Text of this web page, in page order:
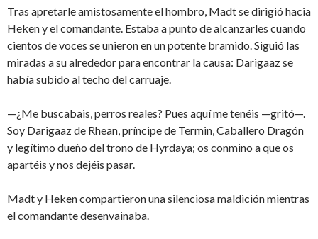
Tras apretarle amistosamente el hombro, Madt se dirigió hacia
Heken y el comandante. Estaba a punto de alcanzarles cuando
cientos de voces se unieron en un potente bramido. Siguió las
miradas a su alrededor para encontrar la causa: Darigaaz se
había subido al techo del carruaje.
—¿Me buscabais, perros reales? Pues aquí me tenéis —gritó—.
Soy Darigaaz de Rhean, príncipe de Termin, Caballero Dragón
y legítimo dueño del trono de Hyrdaya; os conmino a que os
apartéis y nos dejéis pasar.
Madt y Heken compartieron una silenciosa maldición mientras
el comandante desenvainaba.